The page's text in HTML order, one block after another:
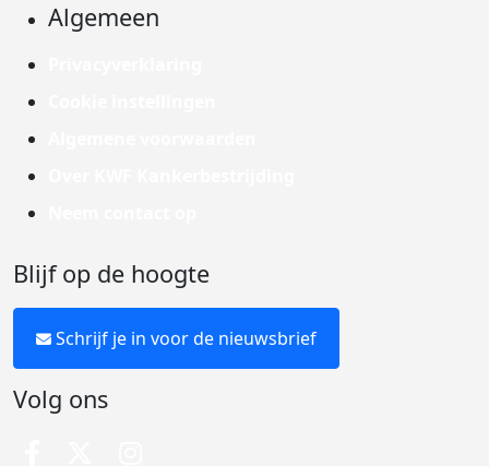
Algemeen
Blijf op de hoogte
Schrijf je in voor de nieuwsbrief
Volg ons